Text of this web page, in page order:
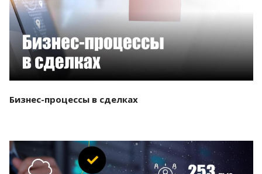
Бизнес-процессы в сделках